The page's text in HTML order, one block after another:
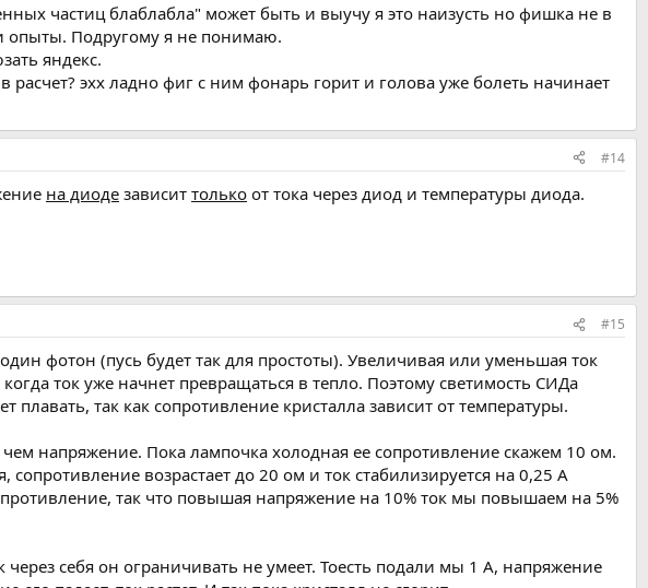
частиц блаблабла" может быть и выучу я это наизусть но фишка не в
опыты. Подругому я не понимаю.
яндекс.
эхх ладно фиг с ним фонарь горит и голова уже болеть начинает
#14
на диоде зависит только от тока через диод и температуры диода.
#15
фотон (пусь будет так для простоты). Увеличивая или уменьшая ток
ток уже начнет превращаться в тепло. Поэтому светимость СИДа
так как сопротивление кристалла зависит от температуры.
напряжение. Пока лампочка холодная ее сопротивление скажем 10 ом.
возрастает до 20 ом и ток стабилизируется на 0,25 А
так что повышая напряжение на 10% ток мы повышаем на 5%
себя он ограничивать не умеет. Тоесть подали мы 1 А, напряжение